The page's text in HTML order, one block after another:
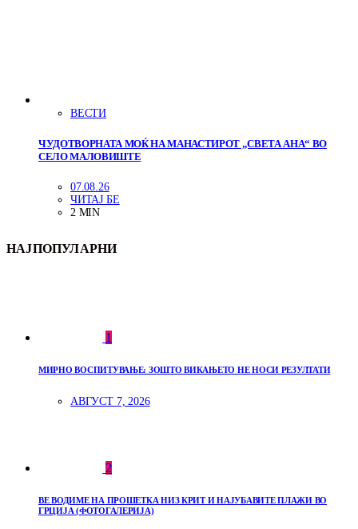
ВЕСТИ
ЧУДОТВОРНАТА МОЌ НА МАНАСТИРОТ „СВЕТА АНА“ ВО
СЕЛО МАЛОВИШТЕ
07.08.26
ЧИТАЈ БЕ
2 MIN
НАЈПОПУЛАРНИ
1
МИРНО ВОСПИТУВАЊЕ: ЗОШТО ВИКАЊЕТО НЕ НОСИ РЕЗУЛТАТИ
АВГУСТ 7, 2026
2
ВЕ ВОДИМЕ НА ПРОШЕТКА НИЗ КРИТ И НАЈУБАВИТЕ ПЛАЖИ ВО
ГРЦИЈА (ФОТОГАЛЕРИЈА)